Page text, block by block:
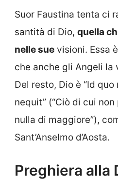
Suor Faustina tenta ci
santità di Dio, quella
nelle sue visioni. Essa
che anche gli Angeli la
Del resto, Dio è “Id
nequit” (“Ciò di cui
nulla di maggiore”),
Sant’Anselmo d’Aosta.
Preghiera alla